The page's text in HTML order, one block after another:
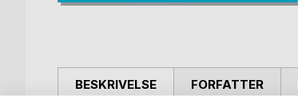
BESKRIVELSE FORFATTER